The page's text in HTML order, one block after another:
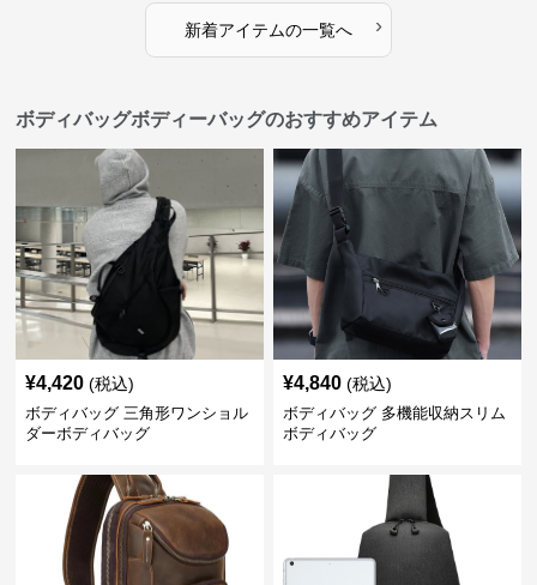
新着アイテムの一覧へ ›
ボディバッグボディーバッグのおすすめアイテム
¥4,420 (税込)
ボディバッグ 三角形ワンショル
ダーボディバッグ
¥4,840 (税込)
ボディバッグ 多機能収納スリム
ボディバッグ